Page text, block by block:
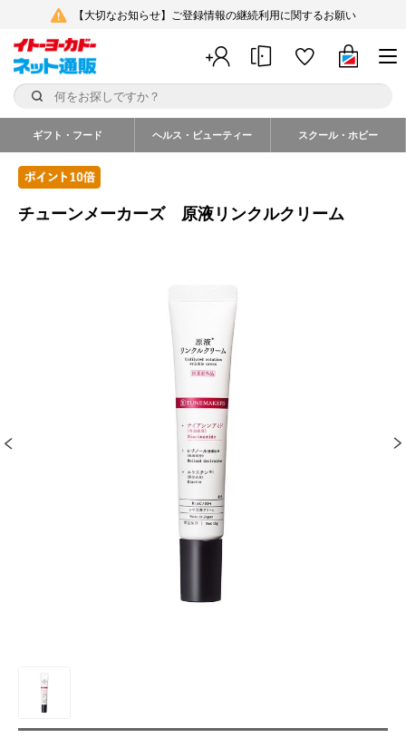
【大切なお知らせ】ご登録情報の継続利用に関するお願い
ギフト・フード ヘルス・ビューティー スクール・ホビー
チューンメーカーズ 原液リンクルクリーム